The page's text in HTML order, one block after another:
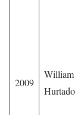
2009
William
Hurtado